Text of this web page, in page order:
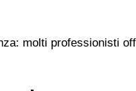
molti professionisti